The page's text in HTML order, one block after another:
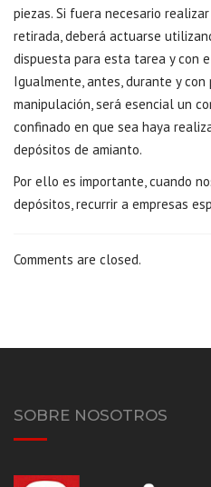
piezas. Si fuera necesario
retirada, deberá actuarse
dispuesta para esta tarea y con
Igualmente, antes, durante y
manipulación, será esencial un
confinado en que sea haya
depósitos de amianto.
Por ello es importante, cuando
depósitos, recurrir a empresas
Comments are closed.
SOBRE NOSOTROS